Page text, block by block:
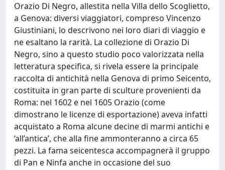
Orazio Di Negro, allestita nella Villa dello Scoglietto,
a Genova: diversi viaggiatori, compreso Vincenzo
Giustiniani, lo descrivono nei loro diari di viaggio e
ne esaltano la rarità. La collezione di Orazio Di
Negro, sino a questo studio poco valorizzata nella
letteratura specifica, si rivela essere la principale
raccolta di antichità nella Genova di primo Seicento,
costituita in gran parte di sculture provenienti da
Roma: nel 1602 e nel 1605 Orazio (come
dimostrano le licenze di esportazione) aveva infatti
acquistato a Roma alcune decine di marmi antichi e
‘all’antica’, che alla fine ammonteranno a circa 65
pezzi. La fama seicentesca accompagnerà il gruppo
di Pan e Ninfa anche in occasione del suo